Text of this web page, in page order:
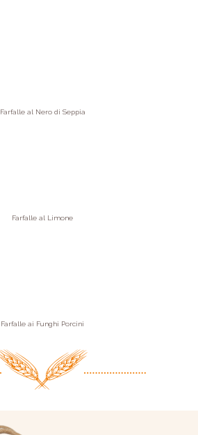
Farfalle al Nero di Seppia
Farfalle al Limone
Farfalle ai Funghi Porcini